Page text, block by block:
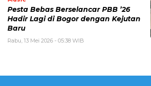
Pesta Bebas Berselancar PBB ’26
Hadir Lagi di Bogor dengan Kejutan
Baru
Rabu, 13 Mei 2026 - 05:38 WIB